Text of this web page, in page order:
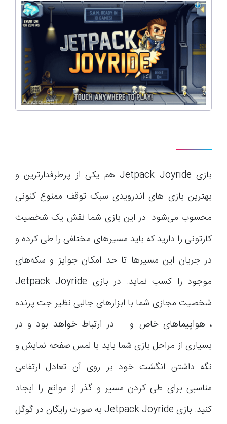
بازی Jetpack Joyride هم یکی از پرطرفدارترین و
بهترین بازی های اندرویدی سبک توقف ممنوع کنونی
محسوب می‌شود. در این بازی شما نقش یک شخصیت
کارتونی را دارید که باید مسیرهای مختلفی را طی کرده و
در جریان این مسیرها تا حد امکان جوایز و سکه‌های
موجود را کسب نماید. در بازی Jetpack Joyride
شخصیت مجازی شما با ابزارهای جالبی نظیر جت پرنده
، هواپیماهای خاص و … در ارتباط خواهد بود و در
بسیاری از مراحل بازی شما باید با لمس صفحه نمایش و
نگه داشتن انگشت خود بر روی آن تعادل ارتفاعی
مناسبی برای طی کردن مسیر و گذر از موانع را ایجاد
کنید. بازی Jetpack Joyride به صورت رایگان در گوگل